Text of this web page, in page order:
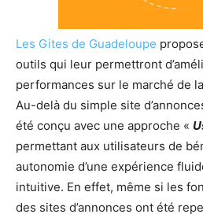
Les Gites de Guadeloupe
outils qui leur permettront
performances sur le marché de
Au-delà du simple site
été conçu avec une approche «
permettant aux utilisateurs de
autonomie d’une expérience
intuitive. En effet, même si les
des sites d’annonces ont été